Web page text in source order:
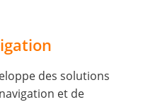
des solutions
et de